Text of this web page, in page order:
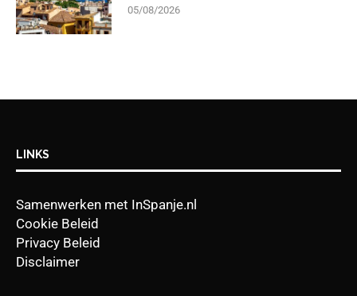
05/08/2026
LINKS
Samenwerken met InSpanje.nl
Cookie Beleid
Privacy Beleid
Disclaimer